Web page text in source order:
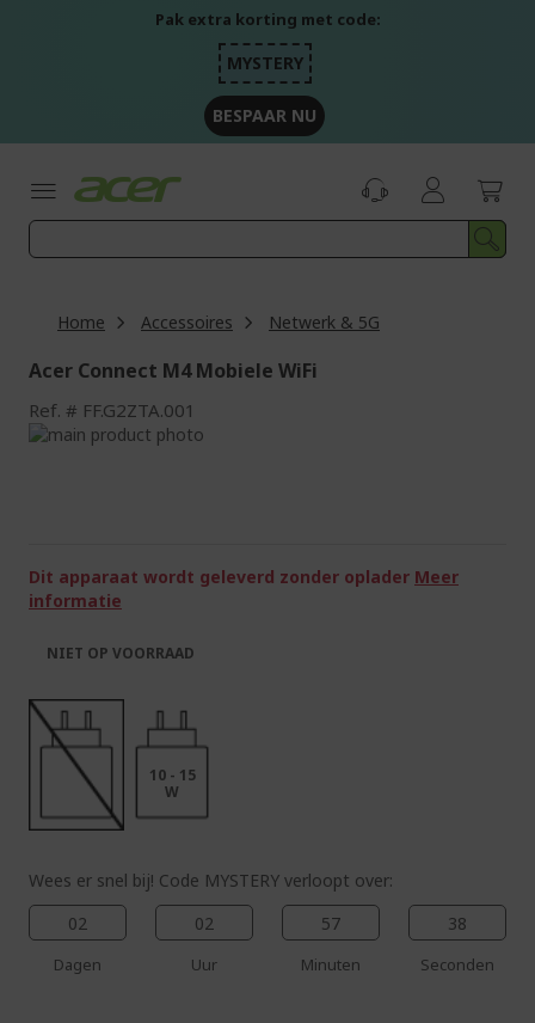
Pak extra korting met code:
MYSTERY
BESPAAR NU
Home Accessoires Netwerk & 5G
Acer Connect M4 Mobiele WiFi
Ref. FF.G2ZTA.001
Ga
afbeeldingen-
gallerij
de
afbeeldingen-
Wees er snel bij! Code MYSTERY verloopt over:
02
Dagen
02
Uur
57
Minuten
37
Seconden
NIET OP VOORRAAD
10 - 15
W
Dit apparaat wordt geleverd zonder oplader Meer
informatie